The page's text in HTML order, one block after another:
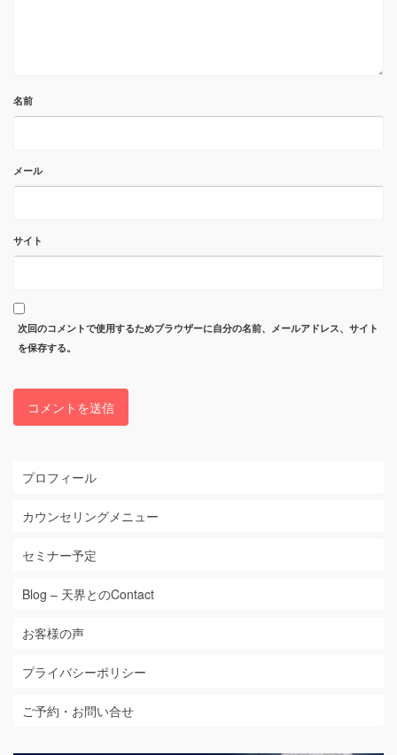
名前
メール
サイト
次回のコメントで使用するためブラウザーに自分の名前、メールアドレス、サイト
を保存する。
プロフィール
カウンセリングメニュー
セミナー予定
Blog – 天界とのContact
お客様の声
プライバシーポリシー
ご予約・お問い合せ